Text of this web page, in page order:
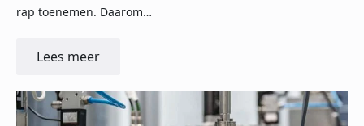
rap toenemen. Daarom…
Lees meer